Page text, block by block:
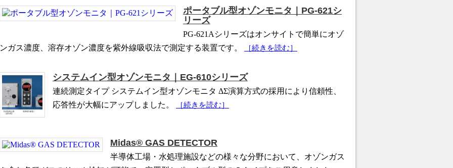
ポータブル型オゾンモニタ｜PG-621シ
リーズ
PG-621Aシリーズはオンサイトで簡単にオゾ
ンガス濃度、溶存オゾン濃度を紫外線吸収法で測定する装置です。
［続きを読む］
システムイン型オゾンモニタ｜EG-610シリーズ
連続測定タイプ システムイン型オゾンモニタ ΔΣ演算方式の採用により信頼性、
応答性が大幅にアップしました。
［続きを読む］
Midas® GAS DETECTOR
半導体工場・水処理施設などの様々な分野において、オゾンガス